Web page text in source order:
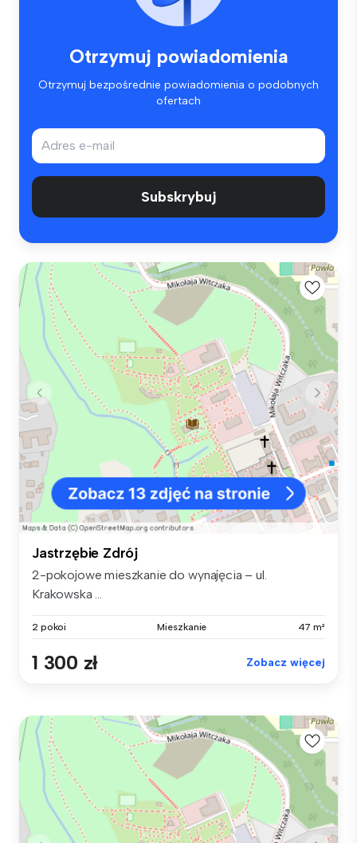
Otrzymuj powiadomienia
Otrzymuj bezpośrednie powiadomienia o podobnych
ofertach
Subskrybuj
Jastrzębie Zdrój
2-pokojowe mieszkanie do wynajęcia – ul.
Krakowska ...
2 pokoi Mieszkanie 47 m²
1 300 zł Zobacz więcej